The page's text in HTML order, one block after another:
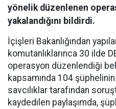
yönelik düzenlenen
yakalandığını bildirdi.
İçişleri Bakanlığından
komutanlıklarınca 30 ilde
operasyon düzenlendiği
kapsamında 104 şüphelinin
savcılıklar tarafından
kaydedilen paylaşımda,